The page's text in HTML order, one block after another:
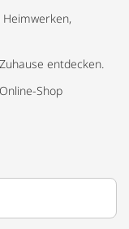
entdecken.
Shop